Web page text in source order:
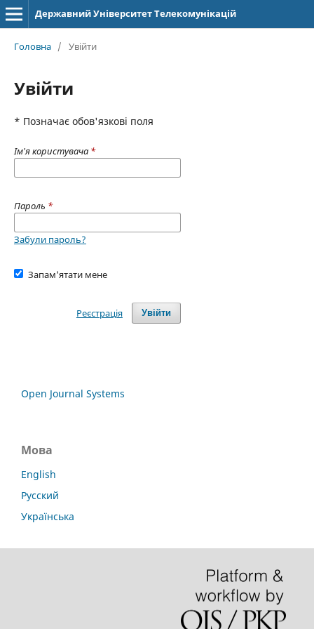
Державний Університет Телекомунікацій
Головна / Увійти
Увійти
* Позначає обов'язкові поля
Ім'я користувача *
Пароль *
Забули пароль?
Запам'ятати мене
Увійти
Реєстрація
Open Journal Systems
Мова
English
Русский
Українська